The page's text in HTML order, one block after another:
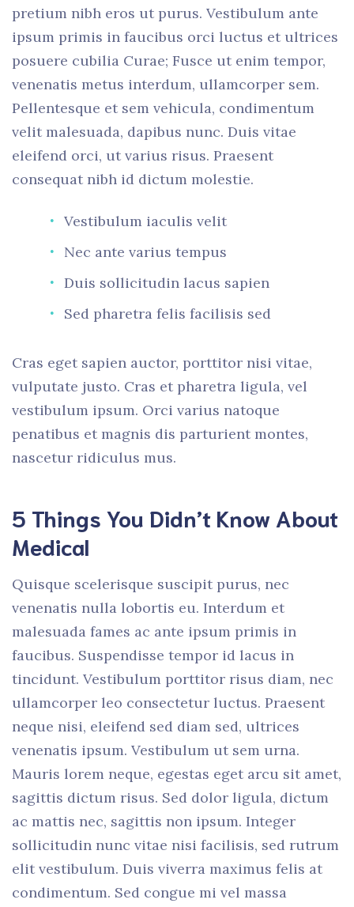
pretium nibh eros ut purus. Vestibulum ante
ipsum primis in faucibus orci luctus et ultrices
posuere cubilia Curae; Fusce ut enim tempor,
venenatis metus interdum, ullamcorper sem.
Pellentesque et sem vehicula, condimentum
velit malesuada, dapibus nunc. Duis vitae
eleifend orci, ut varius risus. Praesent
consequat nibh id dictum molestie.
Vestibulum iaculis velit
Nec ante varius tempus
Duis sollicitudin lacus sapien
Sed pharetra felis facilisis sed
Cras eget sapien auctor, porttitor nisi vitae,
vulputate justo. Cras et pharetra ligula, vel
vestibulum ipsum. Orci varius natoque
penatibus et magnis dis parturient montes,
nascetur ridiculus mus.
5 Things You Didn’t Know About
Medical
Quisque scelerisque suscipit purus, nec
venenatis nulla lobortis eu. Interdum et
malesuada fames ac ante ipsum primis in
faucibus. Suspendisse tempor id lacus in
tincidunt. Vestibulum porttitor risus diam, nec
ullamcorper leo consectetur luctus. Praesent
neque nisi, eleifend sed diam sed, ultrices
venenatis ipsum. Vestibulum ut sem urna.
Mauris lorem neque, egestas eget arcu sit amet,
sagittis dictum risus. Sed dolor ligula, dictum
ac mattis nec, sagittis non ipsum. Integer
sollicitudin nunc vitae nisi facilisis, sed rutrum
elit vestibulum. Duis viverra maximus felis at
condimentum. Sed congue mi vel massa